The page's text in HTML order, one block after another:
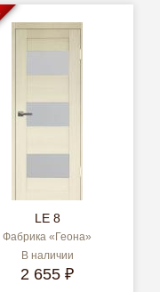
LE 8
Фабрика «Геона»
В наличии
2 655 ₽